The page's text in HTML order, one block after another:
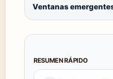
Ventanas
RESUMEN RÁPIDO